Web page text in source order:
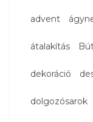
advent
átalakítás
dekoráció
dolgozósarok